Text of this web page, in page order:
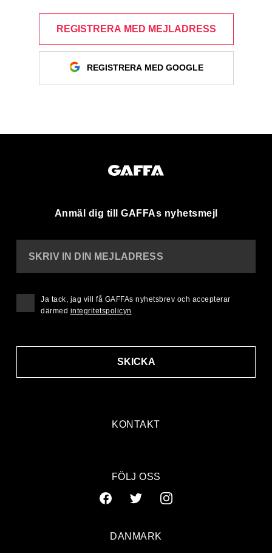
REGISTRERA MED MEJLADRESS
REGISTRERA MED GOOGLE
Anmäl dig till GAFFAs nyhetsmejl
KONTAKT
SKRIV IN DIN MEJLADRESS
SKICKA
Ja tack, jag vill få GAFFAs nyhetsbrev och accepterar
därmed integritetspolicyn
FÖLJ OSS
DANMARK